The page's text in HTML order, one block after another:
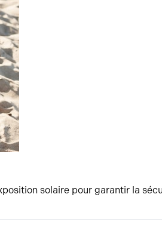
solaire pour garantir la